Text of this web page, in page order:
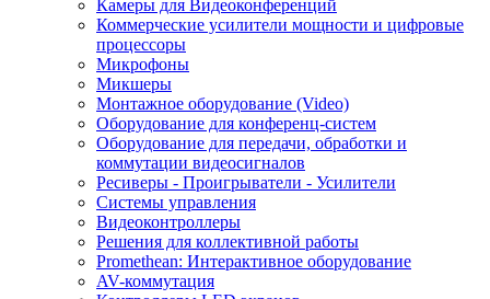
Камеры для Видеоконференций
Коммерческие усилители мощности и цифровые
процессоры
Микрофоны
Микшеры
Монтажное оборудование (Video)
Оборудование для конференц-систем
Оборудование для передачи, обработки и
коммутации видеосигналов
Ресиверы - Проигрыватели - Усилители
Системы управления
Видеоконтроллеры
Решения для коллективной работы
Promethean: Интерактивное оборудование
AV-коммутация